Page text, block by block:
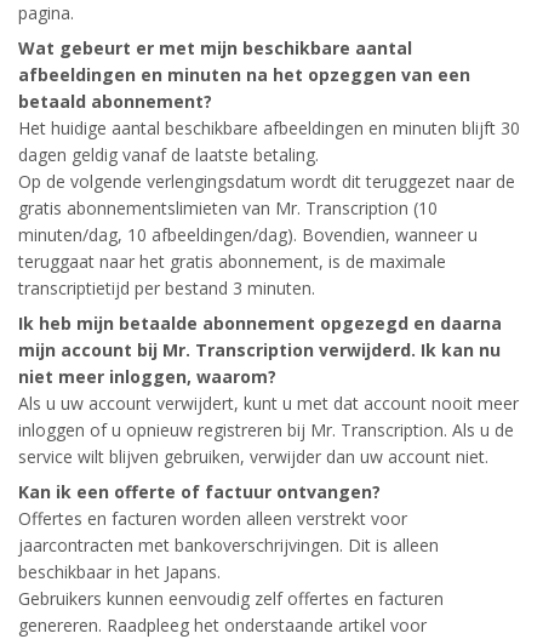
pagina.
Wat gebeurt er met mijn beschikbare aantal
afbeeldingen en minuten na het opzeggen van een
betaald abonnement?
Het huidige aantal beschikbare afbeeldingen en minuten blijft 30
dagen geldig vanaf de laatste betaling.
Op de volgende verlengingsdatum wordt dit teruggezet naar de
gratis abonnementslimieten van Mr. Transcription (10
minuten/dag, 10 afbeeldingen/dag). Bovendien, wanneer u
teruggaat naar het gratis abonnement, is de maximale
transcriptietijd per bestand 3 minuten.
Ik heb mijn betaalde abonnement opgezegd en daarna
mijn account bij Mr. Transcription verwijderd. Ik kan nu
niet meer inloggen, waarom?
Als u uw account verwijdert, kunt u met dat account nooit meer
inloggen of u opnieuw registreren bij Mr. Transcription. Als u de
service wilt blijven gebruiken, verwijder dan uw account niet.
Kan ik een offerte of factuur ontvangen?
Offertes en facturen worden alleen verstrekt voor
jaarcontracten met bankoverschrijvingen. Dit is alleen
beschikbaar in het Japans.
Gebruikers kunnen eenvoudig zelf offertes en facturen
genereren. Raadpleeg het onderstaande artikel voor